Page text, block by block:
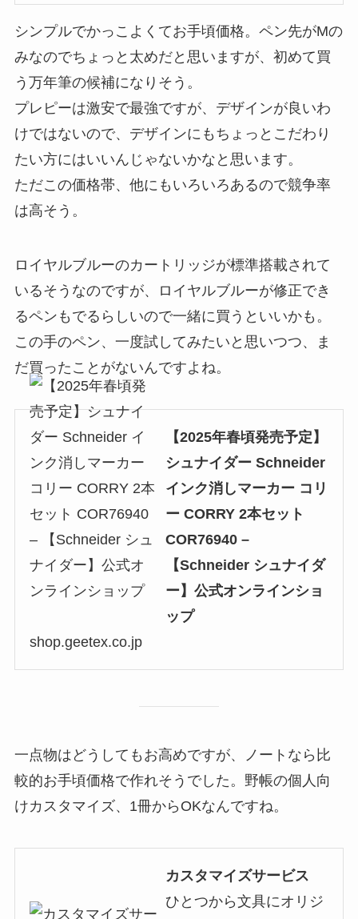
シンプルでかっこよくてお手頃価格。ペン先がMの
みなのでちょっと太めだと思いますが、初めて買
う万年筆の候補になりそう。
プレピーは激安で最強ですが、デザインが良いわ
けではないので、デザインにもちょっとこだわり
たい方にはいいんじゃないかなと思います。
ただこの価格帯、他にもいろいろあるので競争率
は高そう。
ロイヤルブルーのカートリッジが標準搭載されて
いるそうなのですが、ロイヤルブルーが修正でき
るペンもでるらしいので一緒に買うといいかも。
この手のペン、一度試してみたいと思いつつ、ま
だ買ったことがないんですよね。
【2025年春頃発売予定】
シュナイダー Schneider
インク消しマーカー コリ
ー CORRY 2本セット
COR76940 –
【Schneider シュナイダ
ー】公式オンラインショ
ップ
shop.geetex.co.jp
一点物はどうしてもお高めですが、ノートなら比
較的お手頃価格で作れそうでした。野帳の個人向
けカスタマイズ、1冊からOKなんですね。
カスタマイズサービス
ひとつから文具にオリジ